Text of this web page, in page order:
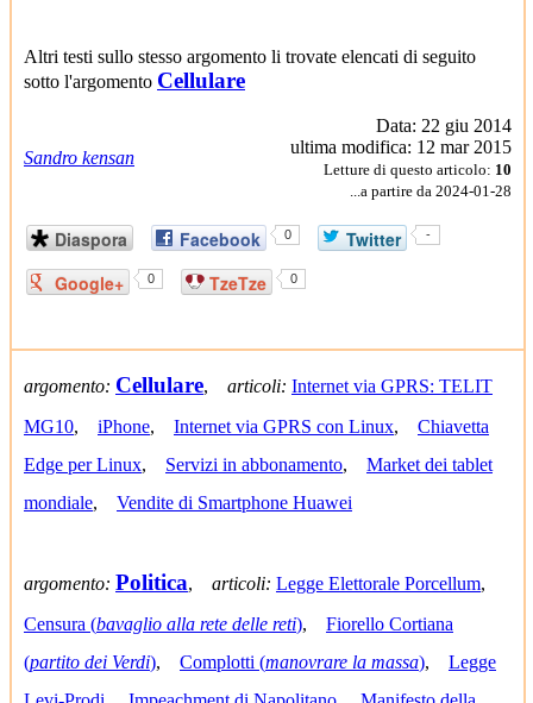
Altri testi sullo stesso argomento li trovate elencati di seguito
sotto l'argomento Cellulare
Sandro kensan
Data: 22 giu 2014
ultima modifica: 12 mar 2015
Letture di questo articolo: 10
...a partire da 2024-01-28
Diaspora Facebook 0 Twitter -
Google+ 0 TzeTze 0
argomento: Cellulare, articoli: Internet via GPRS: TELIT
MG10, iPhone, Internet via GPRS con Linux, Chiavetta
Edge per Linux, Servizi in abbonamento, Market dei tablet
mondiale, Vendite di Smartphone Huawei
argomento: Politica, articoli: Legge Elettorale Porcellum,
Censura (bavaglio alla rete delle reti), Fiorello Cortiana
(partito dei Verdi), Complotti (manovrare la massa), Legge